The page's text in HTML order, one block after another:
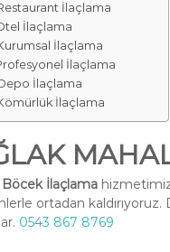
İlaçlama
İlaçlama
İlaçlama
İlaçlama
İlaçlama
İlaçlama
İlaçlama
ortadan
0543 867 8769